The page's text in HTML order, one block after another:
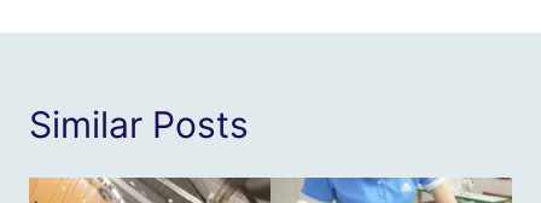
viết
Similar Posts